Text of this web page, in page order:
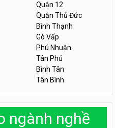
Quận 12
Quận Thủ Đức
Bình Thạnh
Gò Vấp
Phú Nhuận
Tân Phú
Bình Tân
Tân Bình
ngành nghề